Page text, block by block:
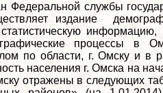
Федеральной службы
издание
процессы в
по области, г. Омску и в
населения г. Омска на
отражены в следующих